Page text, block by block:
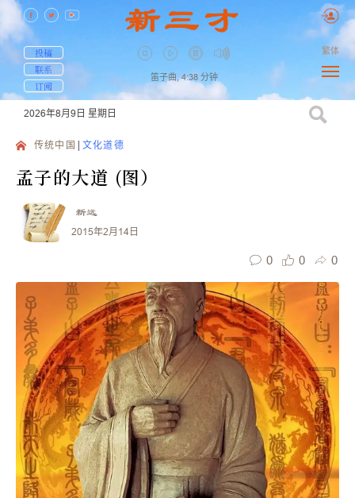
投稿
联系
订阅
笛子曲, 4:38 分钟
繁体
2026年8月9日 星期日
传统中国 文化道德
孟子的大道 (图）
新远
2015年2月14日
0 0 0